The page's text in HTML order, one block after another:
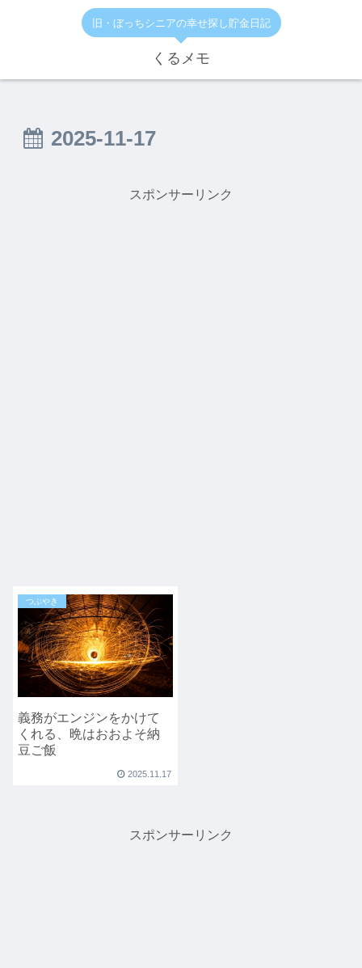
旧・ぼっちシニアの幸せ探し貯金日記
くるメモ
2025-11-17
スポンサーリンク
つぶやき
義務がエンジンをかけて
くれる、晩はおおよそ納
豆ご飯
2025.11.17
スポンサーリンク